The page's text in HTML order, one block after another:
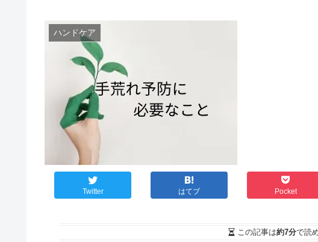
ハンドケア
Twitter はてブ Pocket
この記事は約7分で読